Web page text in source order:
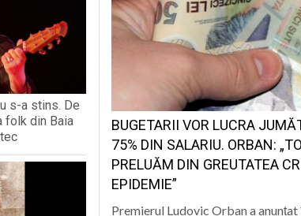
„Iancu de Hunedoara și Baia Mare:
Muzeul Județean de Istorie și Arheologie
Psiholog psihoterapeut Cecilia
iar cealaltă merge mai departe?
Andreea-Mihaela Dunca, „ Profa de
Atelier de lucru manual la Filiala „Traian”
BUGETARII VOR LUCRA
75% DIN SALARIU. ORBAN:
PRELUĂM DIN GREUTATEA
EPIDEMIE”
Premierul Ludovic Orban a
s-a stins. De
folk din Baia